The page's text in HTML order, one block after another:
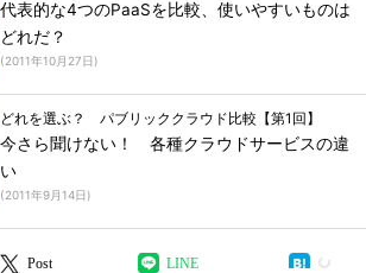
代表的な4つのPaaSを比較、使いやすいものは
どれだ？
(2011年10月27日)
どれを選ぶ？ パブリッククラウド比較【第1回】
今さら聞けない！ 各種クラウドサービスの違
い
(2011年9月14日)
Post LINE